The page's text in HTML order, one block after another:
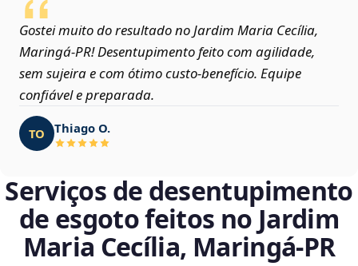
Gostei muito do resultado no Jardim Maria Cecília,
Maringá‑PR! Desentupimento feito com agilidade,
sem sujeira e com ótimo custo-benefício. Equipe
confiável e preparada.
TO Thiago O.
Serviços de desentupimento
de esgoto feitos no Jardim
Maria Cecília, Maringá‑PR